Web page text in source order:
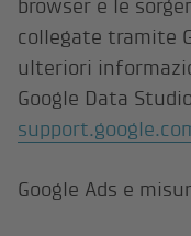
browser e le
collegate tramite
ulteriori
Google Data
Google Ads e